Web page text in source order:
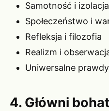
Samotność i izolacja
Społeczeństwo i
Refleksja i filozofia
Realizm i
Uniwersalne prawdy
4. Główni